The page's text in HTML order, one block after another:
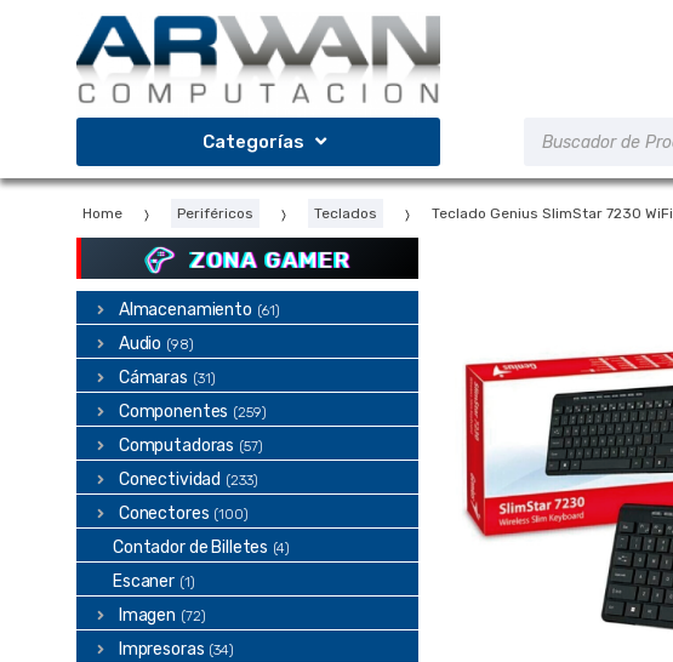
navegación
contenido
Categorías
de
Home Periféricos Teclados Teclado Genius SlimStar 7230 WiFi
ZONA GAMER
Almacenamiento (61)
Audio (98)
Cámaras (31)
Componentes (259)
Computadoras (57)
Conectividad (233)
Conectores (100)
Contador de Billetes (4)
Escaner (1)
Imagen (72)
Impresoras (34)